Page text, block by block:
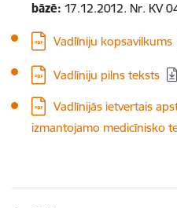
bāzē: 17.12.2012. Nr. KV
Lejupielādēt:
Vadlīniju kopsavilkums
Lejupielādēt:
Vadlīniju pilns teksts
Lejupielādēt:
Vadlīnijās ietvertais
izmantojamo medicīnisko